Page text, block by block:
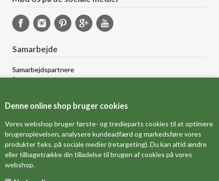
Denne online shop bruger cookies
Vores webshop bruger første- og tredieparts cookies til at optimere
brugeroplevelsen, analysere kundeadfærd og markedsføre vores
produkter f.eks. på sociale medier (retargeting). Du kan altid ændre
eller tilbagetrække din tilladelse til brugen af cookies på vores
webshop.
Samarbejde
Samarbejdspartnere
Sponsorprogram
Grossistsalg
FORSIDE
OM OS